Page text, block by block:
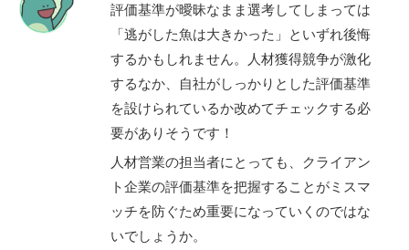
評価基準が曖昧なまま選考してしまっては
「逃がした魚は大きかった」といずれ後悔
するかもしれません。人材獲得競争が激化
するなか、自社がしっかりとした評価基準
を設けられているか改めてチェックする必
要がありそうです！
人材営業の担当者にとっても、クライアン
ト企業の評価基準を把握することがミスマ
ッチを防ぐため重要になっていくのではな
いでしょうか。